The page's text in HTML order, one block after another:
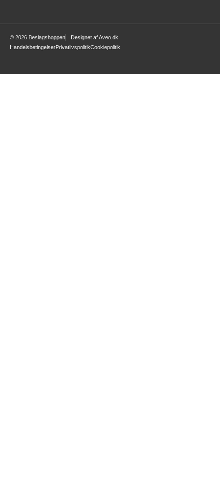
© 2026 Beslagshoppen Designet afAveo.dk
HandelsbetingelserPrivatlivspolitikCookiepolitik